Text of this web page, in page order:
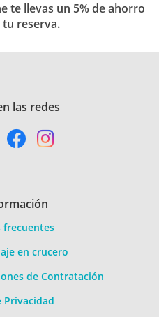
te llevas un 5% de ahorro
reserva.
las redes
frecuentes
en crucero
de Contratación
Privacidad